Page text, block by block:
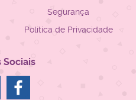
Segurança
Política de Privacidade
Sociais